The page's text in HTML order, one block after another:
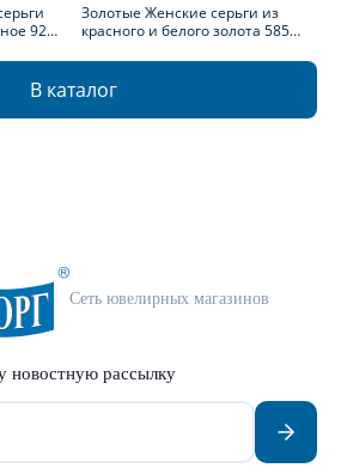
925
Золотые Женские серьги из
красного и белого золота 585
В каталог
Сеть ювелирных магазинов
новостную рассылку